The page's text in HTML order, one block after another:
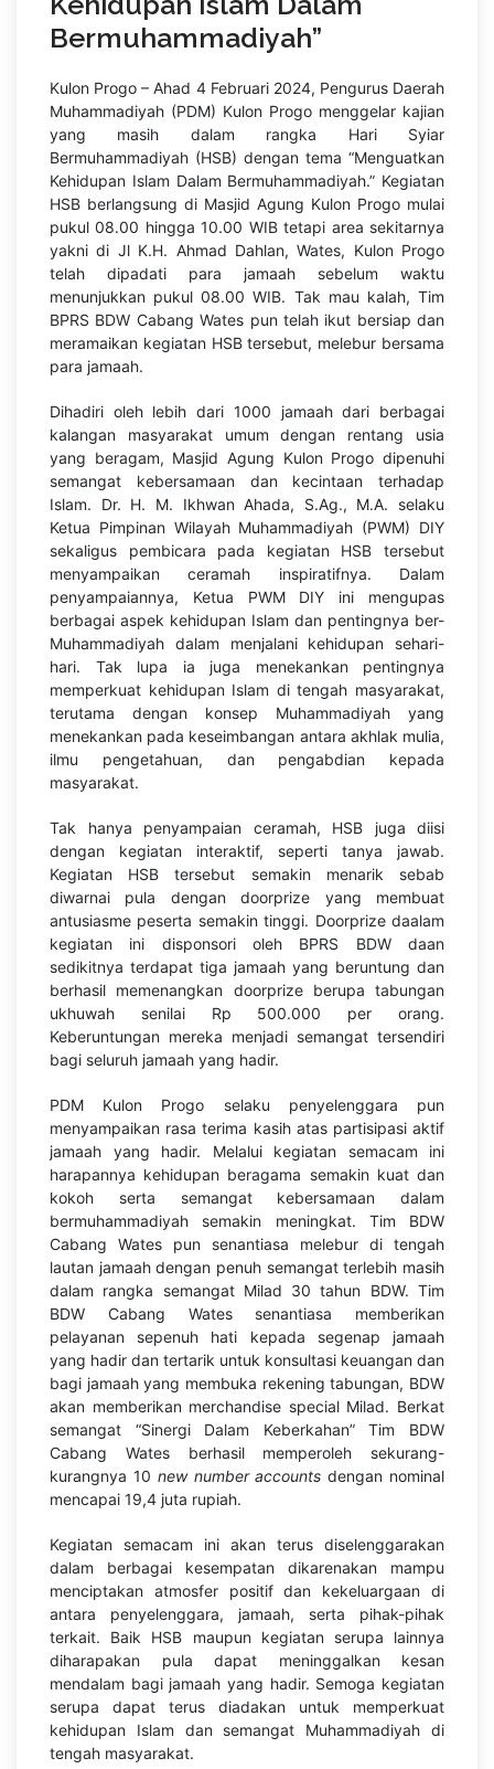
Bermuhammadiyah”
Kulon Progo – Ahad 4 Februari 2024, Pengurus Daerah
Muhammadiyah (PDM) Kulon Progo menggelar kajian
yang masih dalam rangka Hari Syiar
Bermuhammadiyah (HSB) dengan tema “Menguatkan
Kehidupan Islam Dalam Bermuhammadiyah.” Kegiatan
HSB berlangsung di Masjid Agung Kulon Progo mulai
pukul 08.00 hingga 10.00 WIB tetapi area sekitarnya
yakni di Jl K.H. Ahmad Dahlan, Wates, Kulon Progo
telah dipadati para jamaah sebelum waktu
menunjukkan pukul 08.00 WIB. Tak mau kalah, Tim
BPRS BDW Cabang Wates pun telah ikut bersiap dan
meramaikan kegiatan HSB tersebut, melebur bersama
para jamaah.
Dihadiri oleh lebih dari 1000 jamaah dari berbagai
kalangan masyarakat umum dengan rentang usia
yang beragam, Masjid Agung Kulon Progo dipenuhi
semangat kebersamaan dan kecintaan terhadap
Islam. Dr. H. M. Ikhwan Ahada, S.Ag., M.A. selaku
Ketua Pimpinan Wilayah Muhammadiyah (PWM) DIY
sekaligus pembicara pada kegiatan HSB tersebut
menyampaikan ceramah inspiratifnya. Dalam
penyampaiannya, Ketua PWM DIY ini mengupas
berbagai aspek kehidupan Islam dan pentingnya ber-
Muhammadiyah dalam menjalani kehidupan sehari-
hari. Tak lupa ia juga menekankan pentingnya
memperkuat kehidupan Islam di tengah masyarakat,
terutama dengan konsep Muhammadiyah yang
menekankan pada keseimbangan antara akhlak mulia,
ilmu pengetahuan, dan pengabdian kepada
masyarakat.
Tak hanya penyampaian ceramah, HSB juga diisi
dengan kegiatan interaktif, seperti tanya jawab.
Kegiatan HSB tersebut semakin menarik sebab
diwarnai pula dengan doorprize yang membuat
antusiasme peserta semakin tinggi. Doorprize daalam
kegiatan ini disponsori oleh BPRS BDW daan
sedikitnya terdapat tiga jamaah yang beruntung dan
berhasil memenangkan doorprize berupa tabungan
ukhuwah senilai Rp 500.000 per orang.
Keberuntungan mereka menjadi semangat tersendiri
bagi seluruh jamaah yang hadir.
PDM Kulon Progo selaku penyelenggara pun
menyampaikan rasa terima kasih atas partisipasi aktif
jamaah yang hadir. Melalui kegiatan semacam ini
harapannya kehidupan beragama semakin kuat dan
kokoh serta semangat kebersamaan dalam
bermuhammadiyah semakin meningkat. Tim BDW
Cabang Wates pun senantiasa melebur di tengah
lautan jamaah dengan penuh semangat terlebih masih
dalam rangka semangat Milad 30 tahun BDW. Tim
BDW Cabang Wates senantiasa memberikan
pelayanan sepenuh hati kepada segenap jamaah
yang hadir dan tertarik untuk konsultasi keuangan dan
bagi jamaah yang membuka rekening tabungan, BDW
akan memberikan merchandise special Milad. Berkat
semangat “Sinergi Dalam Keberkahan” Tim BDW
Cabang Wates berhasil memperoleh sekurang-
kurangnya 10 new number accounts dengan nominal
mencapai 19,4 juta rupiah.
Kegiatan semacam ini akan terus diselenggarakan
dalam berbagai kesempatan dikarenakan mampu
menciptakan atmosfer positif dan kekeluargaan di
antara penyelenggara, jamaah, serta pihak-pihak
terkait. Baik HSB maupun kegiatan serupa lainnya
diharapakan pula dapat meninggalkan kesan
mendalam bagi jamaah yang hadir. Semoga kegiatan
serupa dapat terus diadakan untuk memperkuat
kehidupan Islam dan semangat Muhammadiyah di
tengah masyarakat.